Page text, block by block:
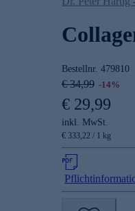
Bestellnr. 479810
€ 34,99 -14%
€ 29,99
inkl. MwSt.
€ 333,22 / 1 kg